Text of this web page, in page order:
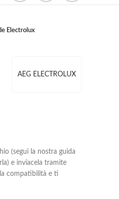
Electrolux
AEG ELECTROLUX
(segui la nostra guida
e inviacela tramite
compatibilità e ti